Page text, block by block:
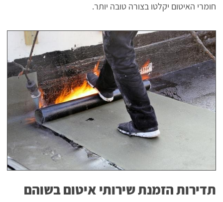
חומרי האיטום יקלטו בצורה טובה יותר.
תדירות הזמנת שירותי איטום בשוהם